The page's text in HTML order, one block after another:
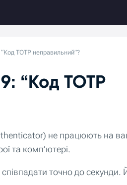
TOTP неправильний”?
“Код TOTP
не працюють на
та комп’ютері.
точно до секунди.